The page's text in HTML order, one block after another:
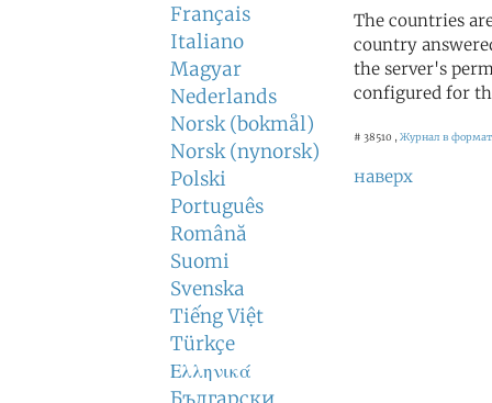
Français
Italiano
Magyar
Nederlands
Norsk (bokmål)
Norsk (nynorsk)
Polski
Português
Română
Suomi
Svenska
Tiếng Việt
Türkçe
Ελληνικά
The countries
country
the server's
configured for
# 38510 , Журнал в
наверх